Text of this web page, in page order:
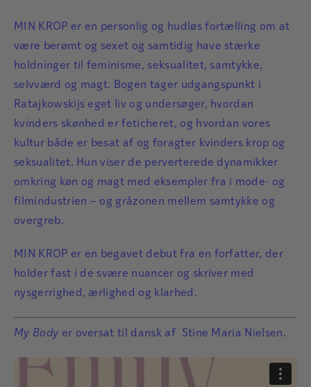
MIN KROP er en personlig og hudløs fortælling om at
være berømt og sexet og samtidig have stærke
holdninger til feminisme, seksualitet, samtykke,
selvværd og magt. Bogen tager udgangspunkt i
Ratajkowskijs eget liv og undersøger, hvordan
kvinders skønhed er feticheret, og hvordan vores
kultur både er besat af og foragter kvinders krop og
seksualitet. Hun viser de perverterede dynamikker
omkring køn og magt med eksempler fra i mode- og
filmindustrien – og gråzonen mellem samtykke og
overgreb.
MIN KROP er en begavet debut fra en forfatter, der
holder fast i de svære nuancer og skriver med
nysgerrighed, ærlighed og klarhed.
My Body er oversat til dansk af Stine Maria Nielsen.